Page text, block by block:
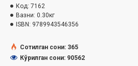
Код: 7162
Вазни: 0.30кг
ISBN: 9789943546356
Сотилган сони: 365
Кўрилган сони: 90562